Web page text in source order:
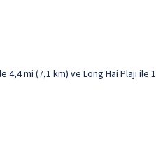
mi (7,1 km) ve Long Hai Plajı